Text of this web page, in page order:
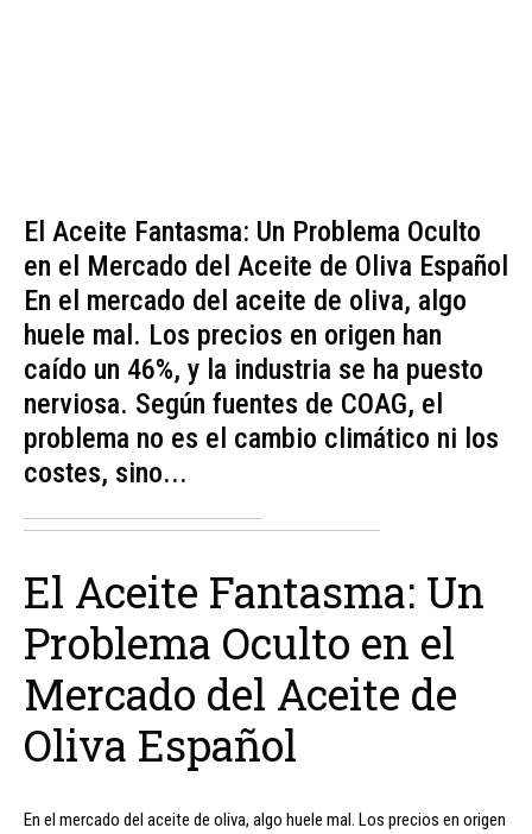
El Aceite Fantasma: Un Problema Oculto
en el Mercado del Aceite de Oliva Español
En el mercado del aceite de oliva, algo
huele mal. Los precios en origen han
caído un 46%, y la industria se ha puesto
nerviosa. Según fuentes de COAG, el
problema no es el cambio climático ni los
costes, sino...
El Aceite Fantasma: Un
Problema Oculto en el
Mercado del Aceite de
Oliva Español
En el mercado del aceite de oliva, algo huele mal. Los precios en origen